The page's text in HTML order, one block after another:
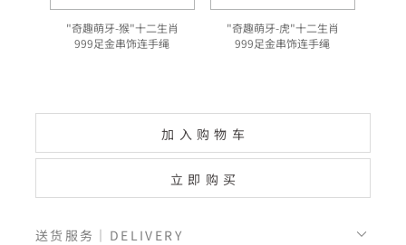
"奇趣萌牙-猴"十二生肖
999足金串饰连手绳
"奇趣萌牙-虎"十二生肖
999足金串饰连手绳
加入购物车
立即购买
送货服务｜DELIVERY